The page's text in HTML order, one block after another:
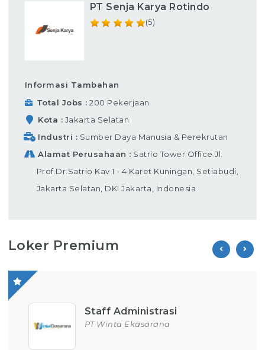
PT Senja Karya Rotindo
(5)
Informasi Tambahan
Total Jobs
200 Pekerjaan
Kota
Jakarta Selatan
Industri
Sumber Daya Manusia & Perekrutan
Alamat Perusahaan
Satrio Tower Office Jl.
Prof.Dr.Satrio Kav 1 - 4 Karet Kuningan, Setiabudi,
Jakarta Selatan, DKI Jakarta, Indonesia
Loker Premium
Staff Administrasi
PT Winta Ekasarana